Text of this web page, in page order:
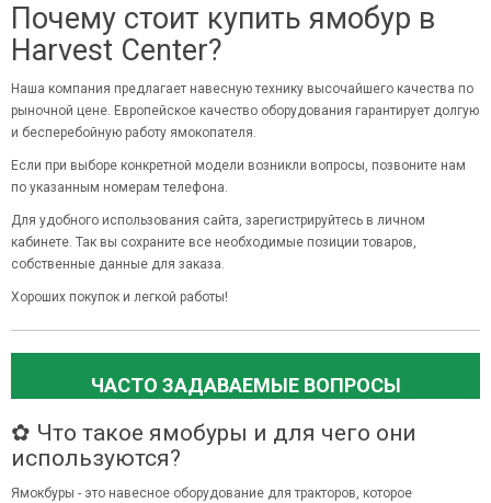
Почему стоит купить ямобур в
Harvest Center?
Наша компания предлагает навесную технику высочайшего качества по
рыночной цене. Европейское качество оборудования гарантирует долгую
и бесперебойную работу ямокопателя.
Если при выборе конкретной модели возникли вопросы, позвоните нам
по указанным номерам телефона.
Для удобного использования сайта, зарегистрируйтесь в личном
кабинете. Так вы сохраните все необходимые позиции товаров,
собственные данные для заказа.
Хороших покупок и легкой работы!
ЧАСТО ЗАДАВАЕМЫЕ ВОПРОСЫ
✿ Что такое ямобуры и для чего они
используются?
Ямокбуры - это навесное оборудование для тракторов, которое